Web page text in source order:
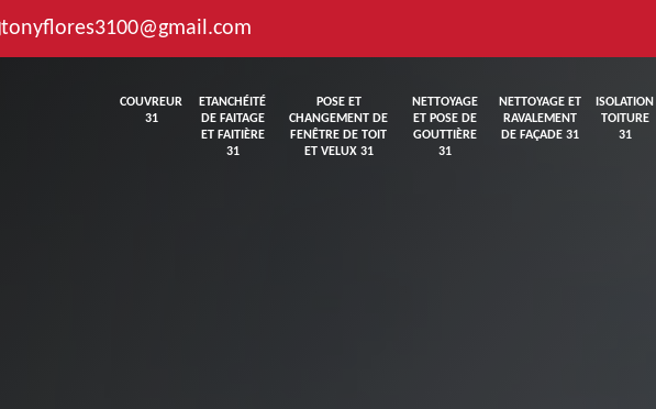
tonyflores3100@gmail.com
COUVREUR
31
ETANCHÉITÉ
DE FAITAGE
ET FAITIÈRE
31
POSE ET
CHANGEMENT DE
FENÊTRE DE TOIT
ET VELUX 31
NETTOYAGE
ET POSE DE
GOUTTIÈRE
31
NETTOYAGE ET
RAVALEMENT
DE FAÇADE 31
ISOLATION
TOITURE
31